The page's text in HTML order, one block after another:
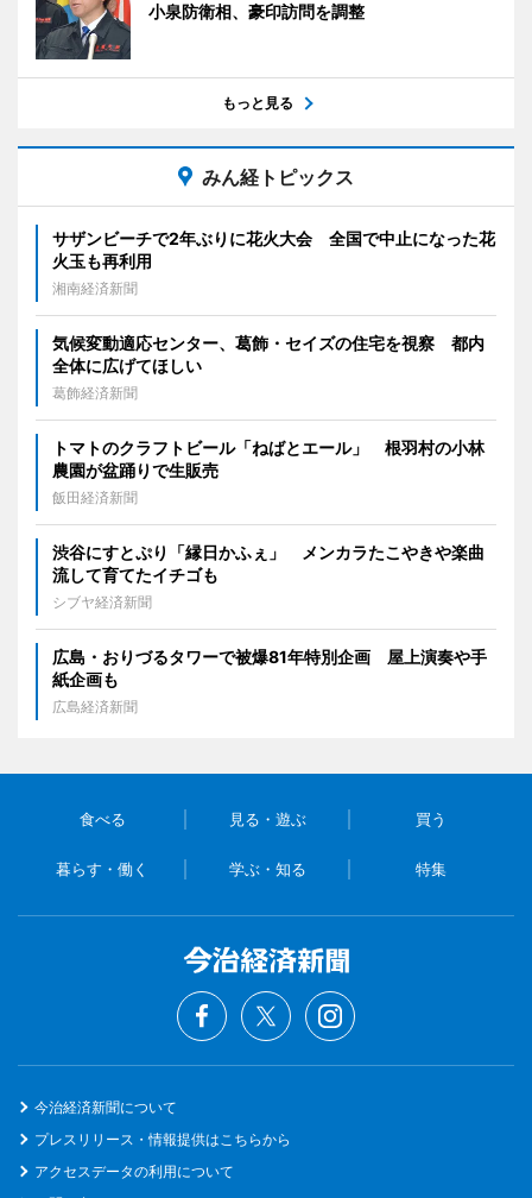
小泉防衛相、豪印訪問を調整
もっと見る
みん経トピックス
サザンビーチで2年ぶりに花火大会 全国で中止になった花
火玉も再利用
湘南経済新聞
気候変動適応センター、葛飾・セイズの住宅を視察 都内
全体に広げてほしい
葛飾経済新聞
トマトのクラフトビール「ねばとエール」 根羽村の小林
農園が盆踊りで生販売
飯田経済新聞
渋谷にすとぷり「縁日かふぇ」 メンカラたこやきや楽曲
流して育てたイチゴも
シブヤ経済新聞
広島・おりづるタワーで被爆81年特別企画 屋上演奏や手
紙企画も
広島経済新聞
食べる 見る・遊ぶ 買う
暮らす・働く 学ぶ・知る 特集
今治経済新聞について
プレスリリース・情報提供はこちらから
アクセスデータの利用について